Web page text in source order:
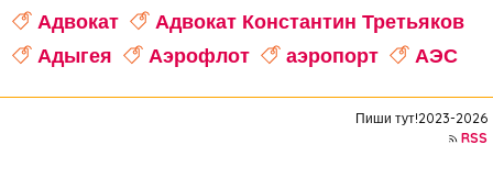
Адвокат
Адвокат Константин Третьяков
Адыгея
Аэрофлот аэропорт
АЭС
Пиши тут!2023-2026
RSS